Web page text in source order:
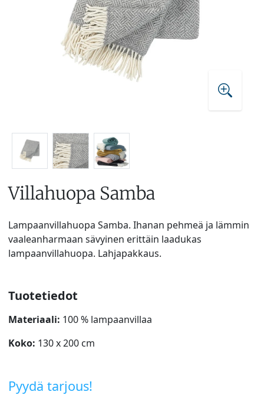
Villahuopa Samba
Lampaanvillahuopa Samba. Ihanan pehmeä ja lämmin
vaaleanharmaan sävyinen erittäin laadukas
lampaanvillahuopa. Lahjapakkaus.
Tuotetiedot
Materiaali: 100 % lampaanvillaa
Koko: 130 x 200 cm
Pyydä tarjous!